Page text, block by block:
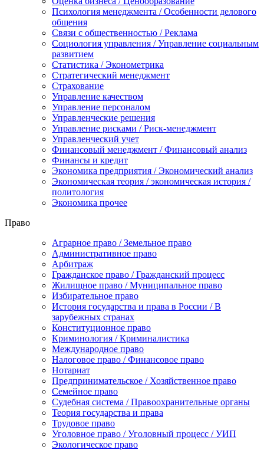
Психология менеджмента / Особенности делового
общения
Связи с общественностью / Реклама
Социология управления / Управление социальным
развитием
Статистика / Эконометрика
Стратегический менеджмент
Страхование
Управление качеством
Управление персоналом
Управленческие решения
Управление рисками / Риск-менеджмент
Управленческий учет
Финансовый менеджмент / Финансовый анализ
Финансы и кредит
Экономика предприятия / Экономический анализ
Экономическая теория / экономическая история /
политология
Экономика прочее
Право
Аграрное право / Земельное право
Административное право
Арбитраж
Гражданское право / Гражданский процесс
Жилищное право / Муниципальное право
Избирательное право
История государства и права в России / В
зарубежных странах
Конституционное право
Криминология / Криминалистика
Международное право
Налоговое право / Финансовое право
Нотариат
Предпринимательское / Хозяйственное право
Семейное право
Судебная система / Правоохранительные органы
Теория государства и права
Трудовое право
Уголовное право / Уголовный процесс / УИП
Экологическое право